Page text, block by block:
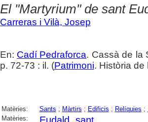
El "Martyrium" de sant
Carreras i Vilà, Josep
En: Cadí Pedraforca. Cassà de la
p. 72-73 : il. (Patrimoni. Història
Matèries: Sants ; Màrtirs ; Edificis ; Relíquies ;
Matèries: